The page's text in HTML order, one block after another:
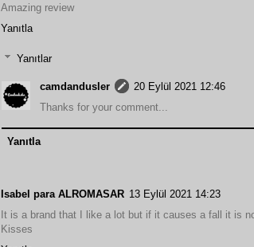
Amazing review
Yanıtla
Yanıtlar
camdandusler
20 Eylül 2021 12:46
Thanks for your comment...
Yanıtla
Isabel para ALROMASAR 13 Eylül 2021 14:23
It is a brand that I like a lot but if it causes a fall it is
Kisses